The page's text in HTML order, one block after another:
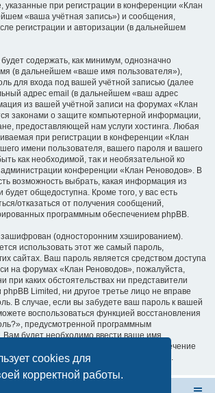
cookies для
корректной работы.
при регистрации в конференции «Клан
«ваша учётная запись») и сообщения,
регистрации и авторизации (в дальнейшем
содержать, как минимум, однозначно
(в дальнейшем «ваше имя пользователя»),
для входа под вашей учётной записью (далее
адрес email (в дальнейшем «ваш адрес
из вашей учётной записи на форумах «Клан
законами о защите компьютерной информации,
предоставляющей нам услуги хостинга. Любая
при регистрации в конференции «Клан
имени пользователя, вашего пароля и вашего
как необходимой, так и необязательной ко
администрации конференции «Клан Реноводов». В
возможность выбрать, какая информация из
будет общедоступна. Кроме того, у вас есть
отказаться от получения сообщений,
программным обеспечением phpBB.
(односторонним хэшированием).
использовать этот же самый пароль,
сайтах. Ваш пароль является средством доступа
на форумах «Клан Реноводов», пожалуйста,
при каких обстоятельствах ни представители
Limited, ни другое третье лицо не вправе
В случае, если вы забудете ваш пароль к вашей
воспользоваться функцией восстановления
предусмотренной программным
Вам будет необходимо ввести ваше имя
email, после чего программное обеспечение
новый пароль для вашей учётной записи.